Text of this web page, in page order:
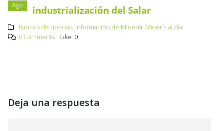
Ago
industrialización del Salar
Bancos de noticias, Información de Minería, Minería al día
0 Comments
Like: 0
Deja una respuesta